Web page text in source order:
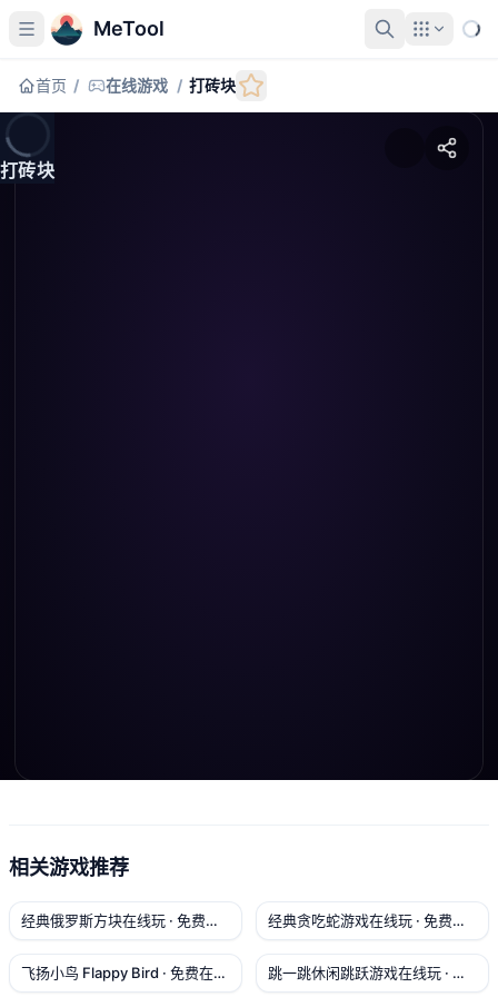
MeTool
首页 / 在线游戏 / 打砖块
方向键 A/D 移动 · 鼠标或触屏拖动挡板 · 点击/空格
发射
打砖块
相关游戏推荐
经典俄罗斯方块在线玩 · 免费网页版益智游戏 无需下载安装 经典贪吃蛇游戏在线玩 · 免费网页版多难度 无需下载安装
飞扬小鸟 Flappy Bird · 免费在线像素小鸟游戏 跳一跳休闲跳跃游戏在线玩 · 免费网页版蓄力跳 无需下载